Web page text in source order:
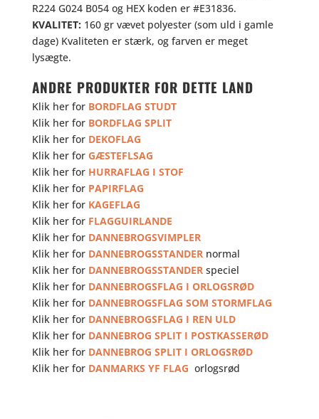
R224 G024 B054 og HEX koden er #E31836.
KVALITET: 160 gr vævet polyester (som uld i gamle
dage) Kvaliteten er stærk, og farven er meget
lysægte.
ANDRE PRODUKTER FOR DETTE LAND
Klik her for BORDFLAG STUDT
Klik her for BORDFLAG SPLIT
Klik her for DEKOFLAG
Klik her for GÆSTEFLSAG
Klik her for HURRAFLAG I STOF
Klik her for PAPIRFLAG
Klik her for KAGEFLAG
Klik her for FLAGGUIRLANDE
Klik her for DANNEBROGSVIMPLER
Klik her for DANNEBROGSSTANDERnormal
Klik her for DANNEBROGSSTANDERspeciel
Klik her for DANNEBROGSFLAG I ORLOGSRØD
Klik her for DANNEBROGSFLAG SOM STORMFLAG
Klik her for DANNEBROGSFLAG I REN ULD
Klik her for DANNEBROG SPLIT I POSTKASSERØD
Klik her for DANNEBROG SPLIT I ORLOGSRØD
Klik her for DANMARKS YF FLAG orlogsrød